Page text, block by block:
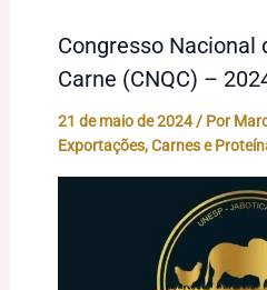
Congresso Nacional
Carne (CNQC) –
21 de maio de 2024/ Por
Exportações,Carnes e